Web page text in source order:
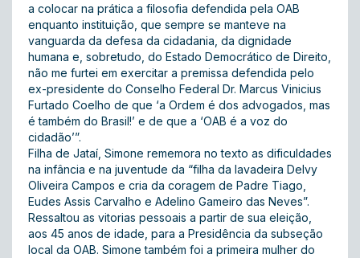
a colocar na prática a filosofia defendida pela OAB
enquanto instituição, que sempre se manteve na
vanguarda da defesa da cidadania, da dignidade
humana e, sobretudo, do Estado Democrático de Direito,
não me furtei em exercitar a premissa defendida pelo
ex-presidente do Conselho Federal Dr. Marcus Vinicius
Furtado Coelho de que ‘a Ordem é dos advogados, mas
é também do Brasil!’ e de que a ‘OAB é a voz do
cidadão’”.
Filha de Jataí, Simone rememora no texto as dificuldades
na infância e na juventude da “filha da lavadeira Delvy
Oliveira Campos e cria da coragem de Padre Tiago,
Eudes Assis Carvalho e Adelino Gameiro das Neves”.
Ressaltou as vitorias pessoais a partir de sua eleição,
aos 45 anos de idade, para a Presidência da subseção
local da OAB. Simone também foi a primeira mulher do